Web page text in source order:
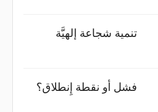
تنمية شجاعة إلهيَّة
فشل أو نقطة إِنطلاق؟